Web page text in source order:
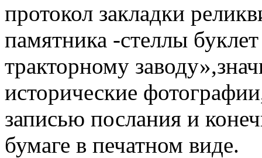
протокол закладки
памятника -стеллы
тракторному
исторические
записью послания и
бумаге в печатном виде.